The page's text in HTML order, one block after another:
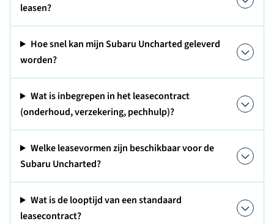
leasen?
Hoe snel kan mijn Subaru Uncharted geleverd
worden?
Wat is inbegrepen in het leasecontract
(onderhoud, verzekering, pechhulp)?
Welke leasevormen zijn beschikbaar voor de
Subaru Uncharted?
Wat is de looptijd van een standaard
leasecontract?